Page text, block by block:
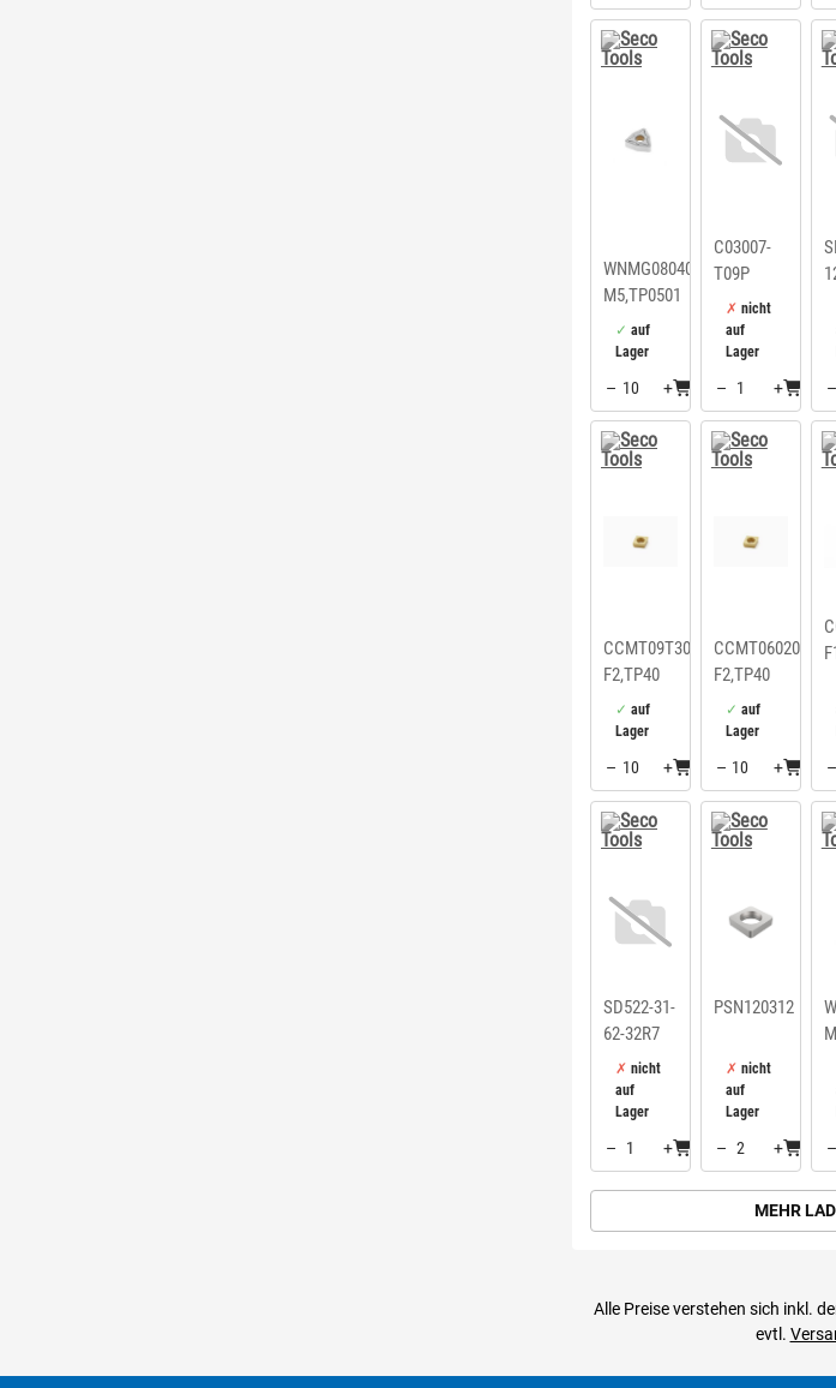
Menge: 1
Menge: 10
WNMG080408-
M5,TP0501
auf
Lager
–
+
Menge: 10
C03007-
T09P
nicht
auf
Lager
–
+
Menge: 1
–
CCMT09T304-
F2,TP40
auf
Lager
–
+
Menge: 10
CCMT060208-
F2,TP40
auf
Lager
–
+
Menge: 10
–
SD522-31-
62-32R7
nicht
auf
Lager
–
+
Menge: 1
PSN120312
nicht
auf
Lager
–
+
Menge: 2
–
MEHR
Alle Preise verstehen sich inkl.
evtl.